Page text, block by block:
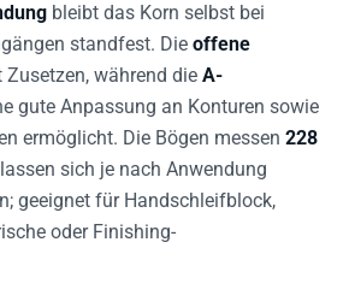
bleibt das Korn selbst bei
standfest. Die offene
Zusetzen, während die A-
gute Anpassung an Konturen sowie
ermöglicht. Die Bögen messen 228
sich je nach Anwendung
geeignet für Handschleifblock,
oder Finishing-